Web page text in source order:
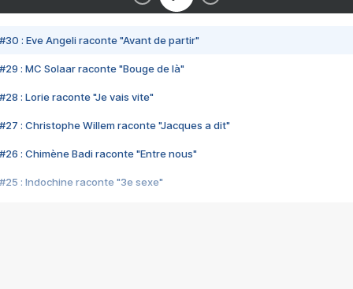
#30 : Eve Angeli raconte "Avant de partir"
#29 : MC Solaar raconte "Bouge de là"
#28 : Lorie raconte "Je vais vite"
#27 : Christophe Willem raconte "Jacques a dit"
#26 : Chimène Badi raconte "Entre nous"
#25 : Indochine raconte "3e sexe"